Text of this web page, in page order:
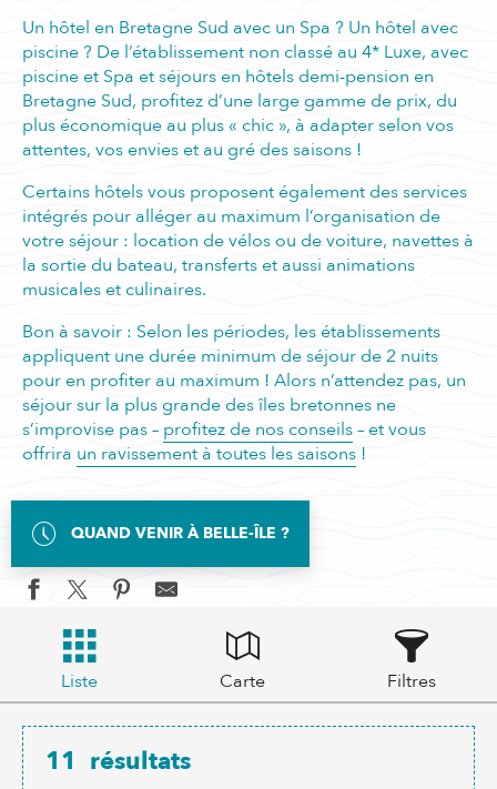
Un hôtel en Bretagne Sud avec un Spa ? Un hôtel avec
piscine ? De l’établissement non classé au 4* Luxe, avec
piscine et Spa et séjours en hôtels demi-pension en
Bretagne Sud, profitez d’une large gamme de prix, du
plus économique au plus « chic », à adapter selon vos
attentes, vos envies et au gré des saisons !
Certains hôtels vous proposent également des services
intégrés pour alléger au maximum l’organisation de
votre séjour : location de vélos ou de voiture, navettes à
la sortie du bateau, transferts et aussi animations
musicales et culinaires.
Bon à savoir : Selon les périodes, les établissements
appliquent une durée minimum de séjour de 2 nuits
pour en profiter au maximum ! Alors n’attendez pas, un
séjour sur la plus grande des îles bretonnes ne
s’improvise pas – profitez de nos conseils– et vous
offrira un ravissement à toutes les saisons !
QUAND VENIR À BELLE-ÎLE ?
Liste Carte Filtres
11 résultats